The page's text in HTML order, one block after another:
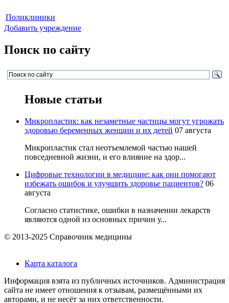
Поликлиники
Добавить учреждение
Поиск по сайту
Новые статьи
Микропластик: как незаметные частицы могут угрожать
здоровью беременных женщин и их детей 07 августа
Микропластик стал неотъемлемой частью нашей
повседневной жизни, и его влияние на здор...
Цифровые технологии в медицине: как они помогают
избежать ошибок и улучшить здоровье пациентов? 06
августа
Согласно статистике, ошибки в назначении лекарств
являются одной из основных причин у...
© 2013-2025 Справочник медицины
Карта каталога
Информация взята из публичных источников. Администрация
сайта не имеет отношения к отзывам, размещёнными их
авторами, и не несёт за них ответственности.